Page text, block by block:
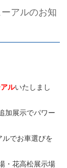
アルのお知
ルいたしまし
加展示でパワー
ルでお車選びを
・花高松展示場